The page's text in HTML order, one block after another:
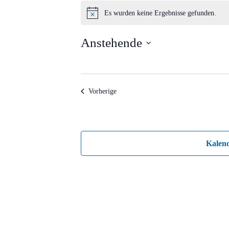
Veranstaltungen
Hinweis
Es wurden keine Ergebnisse gefunden.
Anstehende
VorherigeVeranstaltungen